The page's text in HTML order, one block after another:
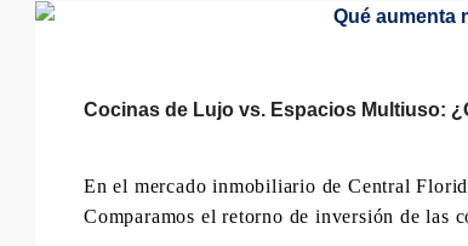
Cocinas de Lujo vs. Espacios Multiuso:
En el mercado inmobiliario de Central
Comparamos el retorno de inversión de las